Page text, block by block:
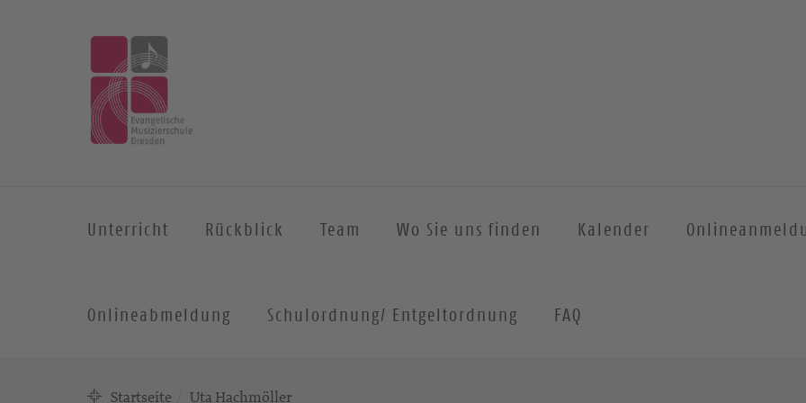
Unterricht Rückblick Team Wo Sie uns finden Kalender
Onlineabmeldung Schulordnung/ Entgeltordnung FAQ
Startseite Uta Hachmöller